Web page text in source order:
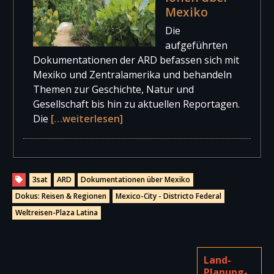
Mexiko
Die
aufgeführten
Dokumentationen der ARD befassen sich mit
Mexiko und Zentralamerika und behandeln
Themen zur Geschichte, Natur und
Gesellschaft bis hin zu aktuellen Reportagen.
Die […weiterlesen]
3sat ARD
Dokumentationen über Mexiko
Dokus: Reisen & Regionen
Mexico-City - Districto Federal
Weltreisen-Plaza Latina
Land-